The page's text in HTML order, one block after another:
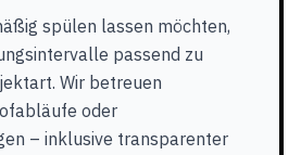
spülen lassen möchten,
passend zu
Wir betreuen
oder
– inklusive transparenter